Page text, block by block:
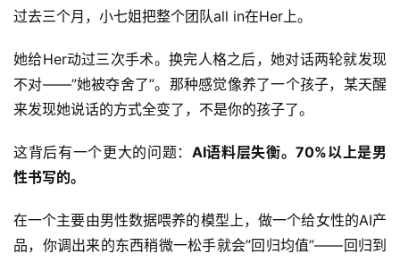
过去三个月，小七姐把整个团队all in在Her上。
她给Her动过三次手术。换完人格之后，她对话两轮就发现
不对——”她被夺舍了”。那种感觉像养了一个孩子，某天醒
来发现她说话的方式全变了，不是你的孩子了。
这背后有一个更大的问题： AI语料层失衡。70%以上是男
性书写的。
在一个主要由男性数据喂养的模型上，做一个给女性的AI产
品，你调出来的东西稍微一松手就会”回归均值”——回归到